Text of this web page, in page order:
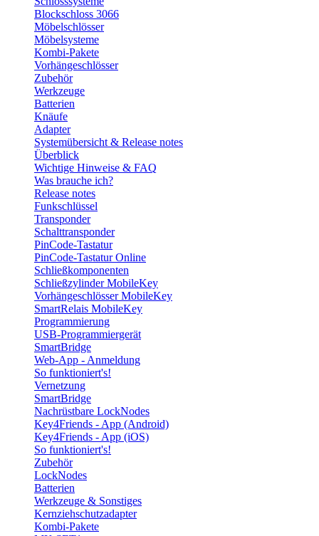
Blockschloss 3066
Möbelschlösser
Möbelsysteme
Kombi-Pakete
Vorhängeschlösser
Zubehör
Werkzeuge
Batterien
Knäufe
Adapter
Systemübersicht & Release notes
Überblick
Wichtige Hinweise & FAQ
Was brauche ich?
Release notes
Funkschlüssel
Transponder
Schalttransponder
PinCode-Tastatur
PinCode-Tastatur Online
Schließkomponenten
Schließzylinder MobileKey
Vorhängeschlösser MobileKey
SmartRelais MobileKey
Programmierung
USB-Programmiergerät
SmartBridge
Web-App - Anmeldung
So funktioniert's!
Vernetzung
SmartBridge
Nachrüstbare LockNodes
Key4Friends - App (Android)
Key4Friends - App (iOS)
So funktioniert's!
Zubehör
LockNodes
Batterien
Werkzeuge & Sonstiges
Kernziehschutzadapter
Kombi-Pakete